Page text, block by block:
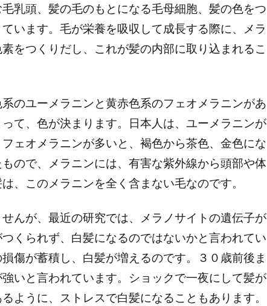
乳頭、髪の毛のもとになる毛母細胞、髪の色をつ
います。毛が栄養を吸収して成長する際に、メラ
をつくりだし、これが髪の内部に取り込まれるこ
のユーメラニンと黄赤色系のフェオメラニンがあ
て、色が決まります。日本人は、ユーメラニンが
ェオメラニンが多いと、褐色から茶色、金色にな
ので、メラニンには、有害な紫外線から頭部や体
、このメラニンを全く含まない毛なのです。
んが、最近の研究では、メラノサイトの遺伝子が
くられず、白髪になるのではないかと言われてい
傷が蓄積し、白髪が増えるのです。３０歳前後ま
いと言われています。ショックで一夜にして髪が
ように、ストレスで白髪になることもあります。